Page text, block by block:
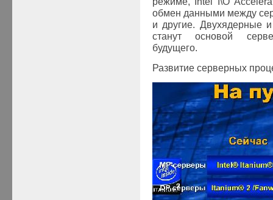
обмен данными между
и другие. Двухядерные
станут основой
будущего.
Развитие серверных